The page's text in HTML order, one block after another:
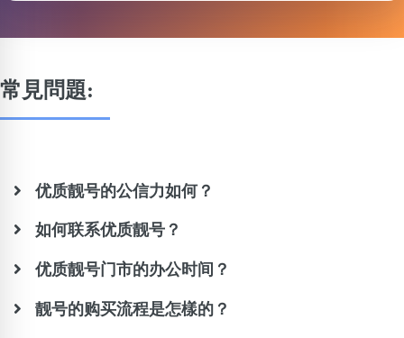
常見問題:
优质靓号的公信力如何？
如何联系优质靓号？
优质靓号门市的办公时间？
靓号的购买流程是怎樣的？